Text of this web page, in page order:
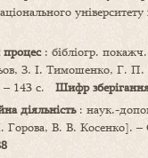
: бібліогр.
З. І. Тимошенко, Г. П.
– 143 с. Шифр
діяльність : наук.-
В. В. Косенко].